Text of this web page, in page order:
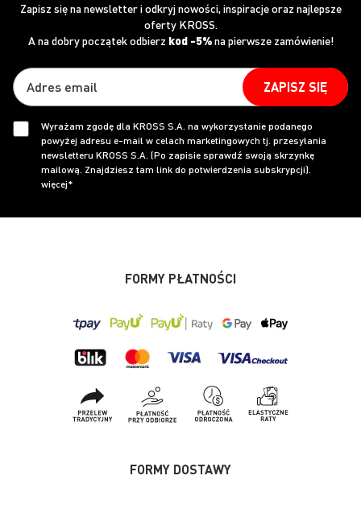
Zapisz się na newsletter i odkryj nowości, inspiracje oraz najlepsze
oferty KROSS.
A na dobry początek odbierz kod -5%na pierwsze zamówienie!
ZAPISZ SIĘ
Wyrażam zgodę dla KROSS S.A. na wykorzystanie podanego
powyżej adresu e-mail w celach marketingowych tj. przesyłania
newsletteru KROSS S.A. (Po zapisie sprawdź swoją skrzynkę
mailową. Znajdziesz tam link do potwierdzenia subskrypcji).
więcej*
FORMY PŁATNOŚCI
FORMY DOSTAWY